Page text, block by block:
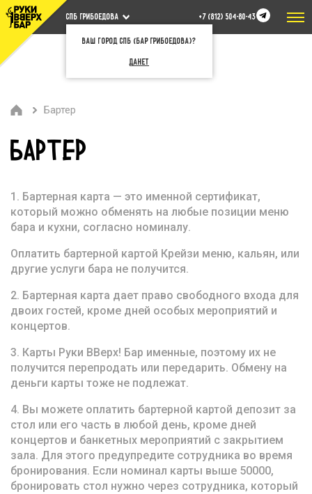
СПБ Грибоедова
Ваш город СПб (бар Грибоедова)?
ДаНет
+7 (812) 504-80-43
Бартер
БАРТЕР
1. Бартерная карта — это именной сертификат,
который можно обменять на любые позиции меню
бара и кухни, согласно номиналу.
Оплатить бартерной картой Крейзи меню, кальян, или
другие услуги бара не получится.
2. Бартерная карта дает право свободного входа для
двоих гостей, кроме дней особых мероприятий и
концертов.
3. Карты Руки ВВерх! Бар именные, поэтому их не
получится перепродать или передарить. Обмену на
деньги карты тоже не подлежат.
4. Вы можете оплатить бартерной картой депозит за
стол или его часть в любой день, кроме дней
концертов и банкетных мероприятий с закрытием
зала. Для этого предупредите сотрудника во время
бронирования. Если номинал карты выше 50000,
бронировать стол нужно через сотрудника, который